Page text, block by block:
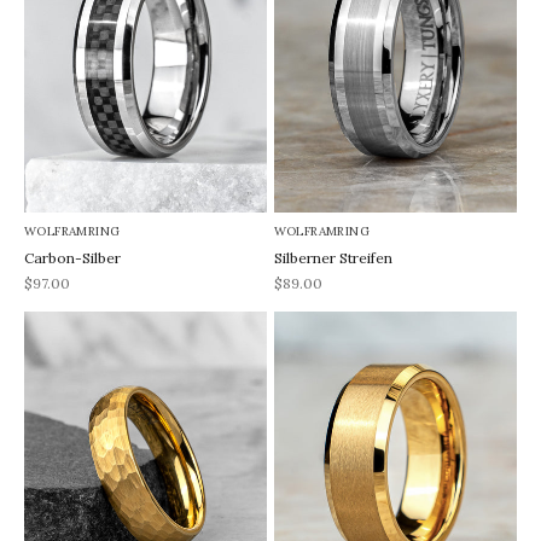
WOLFRAMRING
Carbon-Silber
REA-pris
$97.00
WOLFRAMRING
Silberner Streifen
REA-pris
$89.00